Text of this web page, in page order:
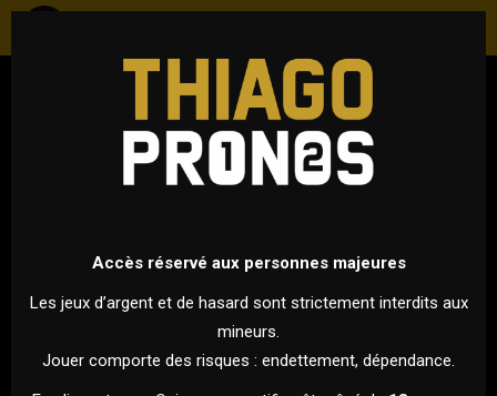
FOOTBALL
ALLEMAGNE - BUNDESLIGA
28 FÉVRIER 2026 À 18H30
VS
Accès réservé aux personnes majeures
Les jeux d’argent et de hasard sont strictement interdits aux
mineurs.
Jouer comporte des risques : endettement, dépendance.